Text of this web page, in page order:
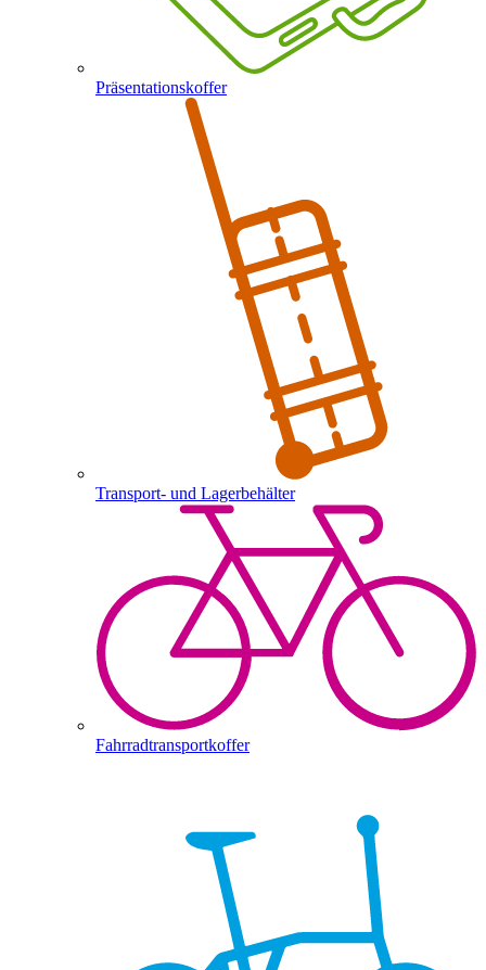
Präsentationskoffer
Transport- und Lagerbehälter
Fahrradtransportkoffer